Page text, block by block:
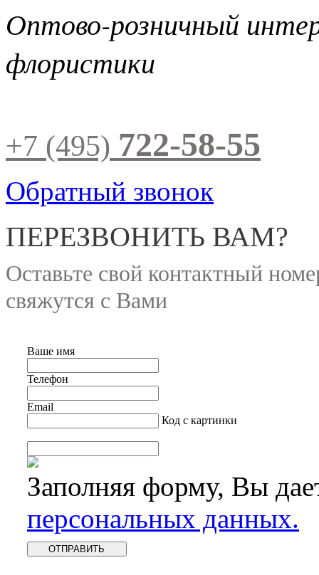
Оптово-розничный
флористики
+7 (495) 722-58-55
Обратный звонок
ПЕРЕЗВОНИТЬ ВАМ?
Оставьте свой контактный
свяжутся с Вами
Ваше имя
Телефон
Email
Код с картинки
Заполняя форму, Вы
персональных данных.